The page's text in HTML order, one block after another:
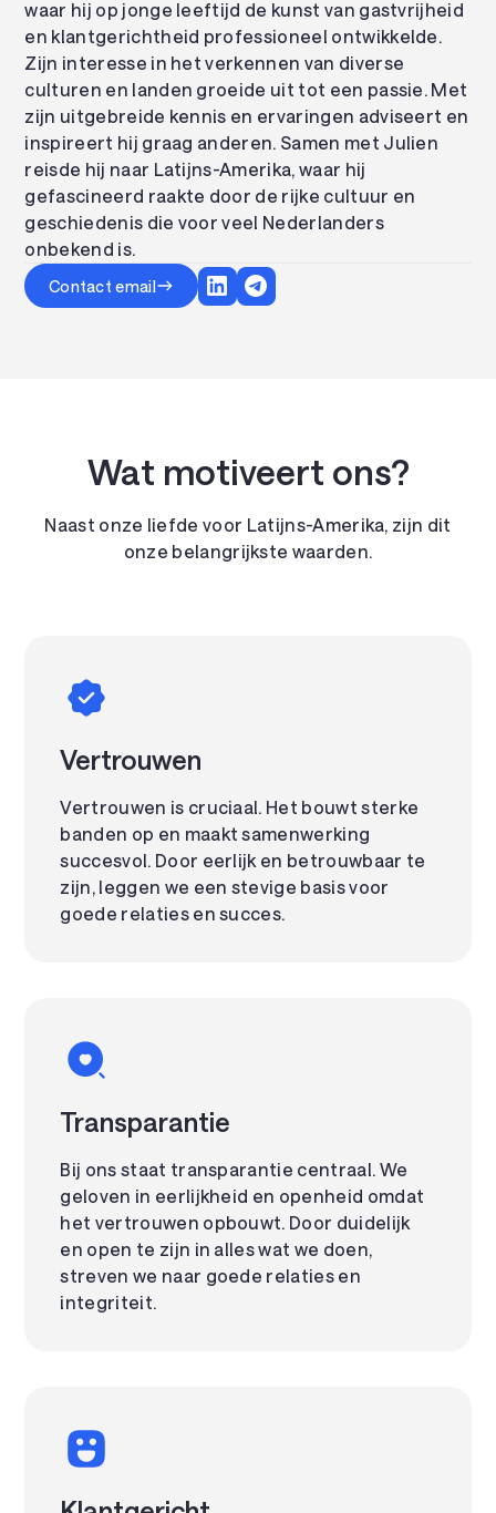
waar hij op jonge leeftijd de kunst van gastvrijheid
en klantgerichtheid professioneel ontwikkelde.
Zijn interesse in het verkennen van diverse
culturen en landen groeide uit tot een passie. Met
zijn uitgebreide kennis en ervaringen adviseert en
inspireert hij graag anderen. Samen met Julien
reisde hij naar Latijns-Amerika, waar hij
gefascineerd raakte door de rijke cultuur en
geschiedenis die voor veel Nederlanders
onbekend is.
Contact email
Wat motiveert ons?
Naast onze liefde voor Latijns-Amerika, zijn dit
onze belangrijkste waarden.
Vertrouwen
Vertrouwen is cruciaal. Het bouwt sterke
banden op en maakt samenwerking
succesvol. Door eerlijk en betrouwbaar te
zijn, leggen we een stevige basis voor
goede relaties en succes.
Transparantie
Bij ons staat transparantie centraal. We
geloven in eerlijkheid en openheid omdat
het vertrouwen opbouwt. Door duidelijk
en open te zijn in alles wat we doen,
streven we naar goede relaties en
integriteit.